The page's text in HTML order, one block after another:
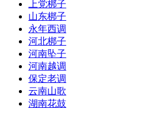
上党梆子
山东梆子
永年西调
河北梆子
河南坠子
河南越调
保定老调
云南山歌
湖南花鼓